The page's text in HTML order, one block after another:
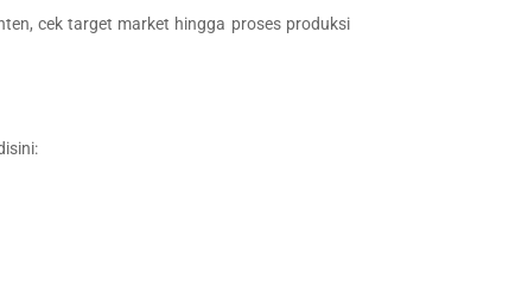
cek target market hingga proses produksi